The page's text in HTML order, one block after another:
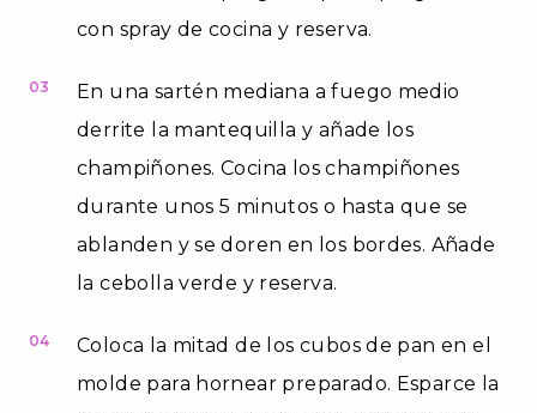
con spray de cocina y reserva.
03
En una sartén mediana a fuego medio
derrite la mantequilla y añade los
champiñones. Cocina los champiñones
durante unos 5 minutos o hasta que se
ablanden y se doren en los bordes. Añade
la cebolla verde y reserva.
04
Coloca la mitad de los cubos de pan en el
molde para hornear preparado. Esparce la